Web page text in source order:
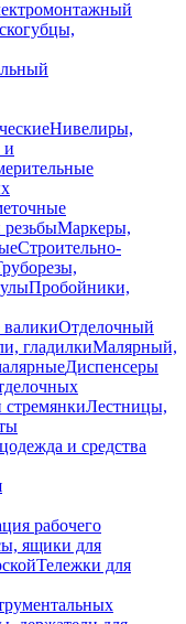
Нивелиры,
и
Маркеры,
Строительно-
Пробойники,
Отделочный
гладилкиМалярный,
Диспенсеры
Лестницы,
и средства
рабочего
ящики для
Тележки для